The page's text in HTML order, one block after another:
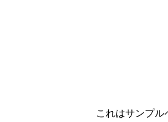
これはサンプ